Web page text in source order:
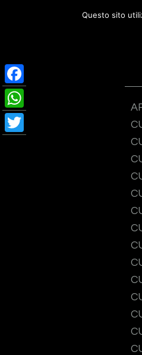
pagina
Facebook
WhatsApp
Questo sito